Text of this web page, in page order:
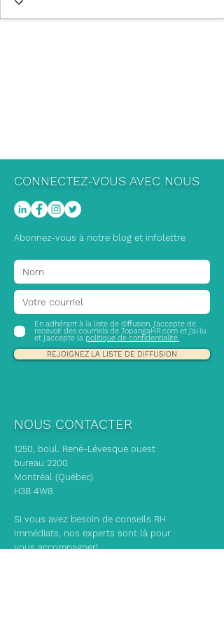
CONNECTEZ-VOUS AVEC NOUS
Abonnez-vous à notre blog et infolettre
En adhérant à la liste de diffusion, j'accepte de
recevoir des courriels de TopangaHR.com et j'ai lu
et j'accepte la politique de confidentialité.
REJOIGNEZ LA LISTE DE DIFFUSION
NOUS CONTACTER
1250, boul. René-Lévesque ouest
bureau 2200
Montréal (Québec)
H3B 4W8
Si vous avez besoin de conseils RH
immédiats, nos experts sont là pour
vous accompagner!